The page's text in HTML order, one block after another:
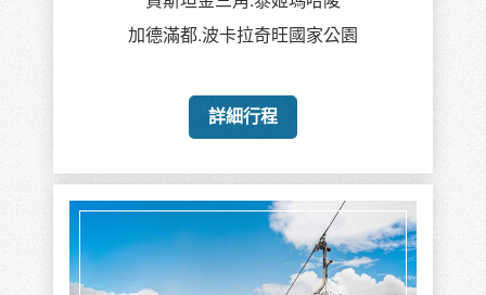
加德滿都.波卡拉奇旺國家公園
詳細行程